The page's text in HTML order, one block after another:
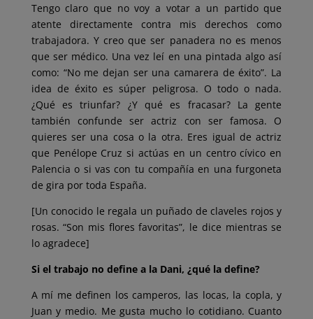
Tengo claro que no voy a votar a un partido que
atente directamente contra mis derechos como
trabajadora. Y creo que ser panadera no es menos
que ser médico. Una vez leí en una pintada algo así
como: “No me dejan ser una camarera de éxito”. La
idea de éxito es súper peligrosa. O todo o nada.
¿Qué es triunfar? ¿Y qué es fracasar? La gente
también confunde ser actriz con ser famosa. O
quieres ser una cosa o la otra. Eres igual de actriz
que Penélope Cruz si actúas en un centro cívico en
Palencia o si vas con tu compañía en una furgoneta
de gira por toda España.
[Un conocido le regala un puñado de claveles rojos y
rosas. “Son mis flores favoritas”, le dice mientras se
lo agradece]
Si el trabajo no define a la Dani, ¿qué la define?
A mí me definen los camperos, las locas, la copla, y
Juan y medio. Me gusta mucho lo cotidiano. Cuanto